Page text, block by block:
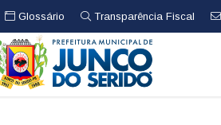
Glossário Transparência Fiscal